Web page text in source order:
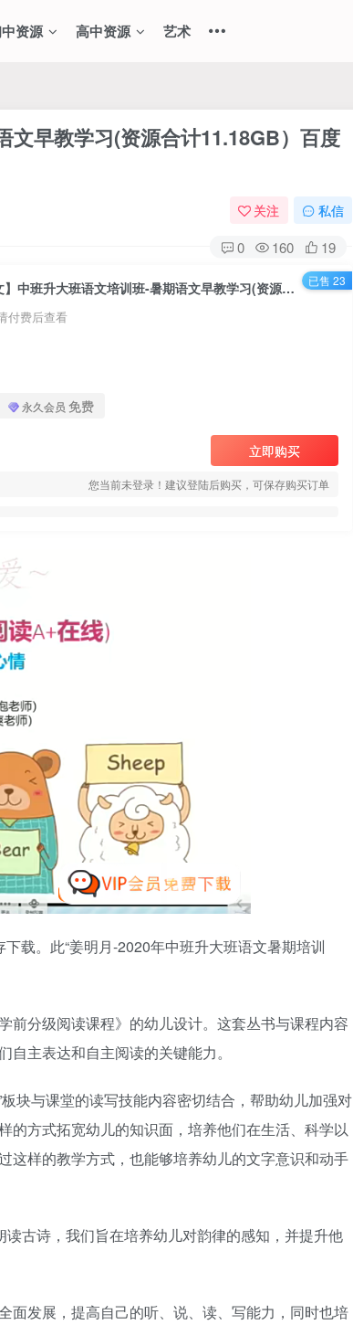
资源 高中资源 艺术
文早教学习(资源合计11.18GB）百度
关注 私信
0 160 19
学而思【姜明月语文】中班升大班语文培训班-暑期语文早教学习(资源合计11.18GB）百度网盘下载
付费后查看
永久会员 免费
立即购买
您当前未登录！建议登陆后购买，可保存购买订单
已售 23
载。此“姜明月-2020年中班升大班语文暑期培训
前分级阅读课程》的幼儿设计。这套丛书与课程内容
主表达和自主阅读的关键能力。
块与课堂的读写技能内容密切结合，帮助幼儿加强对
的方式拓宽幼儿的知识面，培养他们在生活、科学以
这样的教学方式，也能够培养幼儿的文字意识和动手
古诗，我们旨在培养幼儿对韵律的感知，并提升他
面发展，提高自己的听、说、读、写能力，同时也培